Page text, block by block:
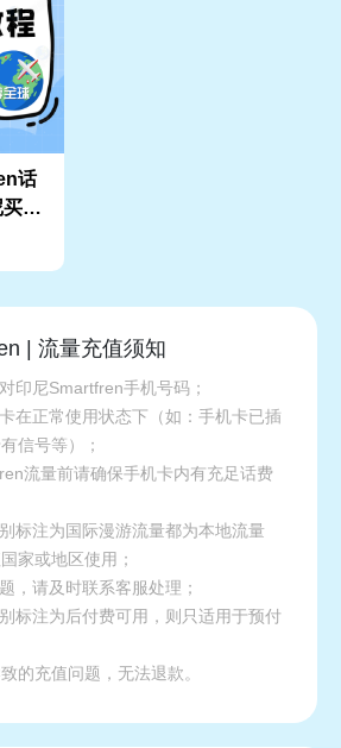
话
流
| 流量充值须知
印尼Smartfren手机号码；
在正常使用状态下（如：手机卡已插
信号等）；
流量前请确保手机卡内有充足话费
标注为国际漫游流量都为本地流量
家或地区使用；
，请及时联系客服处理；
标注为后付费可用，则只适用于预付
的充值问题，无法退款。